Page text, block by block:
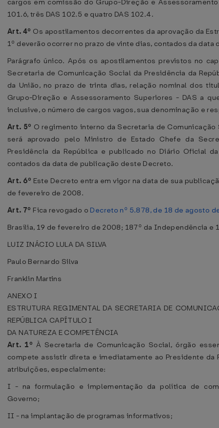
cargos em comissão do Grupo-Direção e
101.6, três DAS 102.5 e quatro DAS 102.4.
Art. 4º Os apostilamentos decorrentes da aprovação da
1º deverão ocorrer no prazo de vinte dias, contados da
Parágrafo único. Após os apostilamentos previstos no
Secretaria de Comunicação Social da Presidência da
da União, no prazo de trinta dias, relação nominal dos
Grupo-Direção e Assessoramento Superiores - DAS a
inclusive, o número de cargos vagos, sua denominação e
Art. 5º O regimento interno da Secretaria de
será aprovado pelo Ministro de Estado Chefe da
Presidência da República e publicado no Diário Oficial
contados da data de publicação deste Decreto.
Art. 6º Este Decreto entra em vigor na data de sua
de fevereiro de 2008.
Art. 7º Fica revogado o Decreto nº 5.878, de 18 de agosto
Brasília, 19 de fevereiro de 2008; 187º da Independência e
LUIZ INÁCIO LULA DA SILVA
Paulo Bernardo Silva
Franklin Martins
ANEXO I
ESTRUTURA REGIMENTAL DA SECRETARIA DE
REPÚBLICA CAPÍTULO I
DA NATUREZA E COMPETÊNCIA
Art. 1º À Secretaria de Comunicação Social, órgão
compete assistir direta e imediatamente ao Presidente da
atribuições, especialmente:
I - na formulação e implementação da política de
Governo;
II - na implantação de programas informativos;